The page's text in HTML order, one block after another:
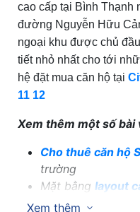
cao cấp tại Bình Thạnh
đường Nguyễn Hữu
ngoại khu được chủ
tiết nhỏ nhất cho tới
hệ đặt mua căn hộ tại
11 12
Xem thêm một số bài
Cho thuê căn hộ
trường
Mặt bằng layout
layout
Xem thêm